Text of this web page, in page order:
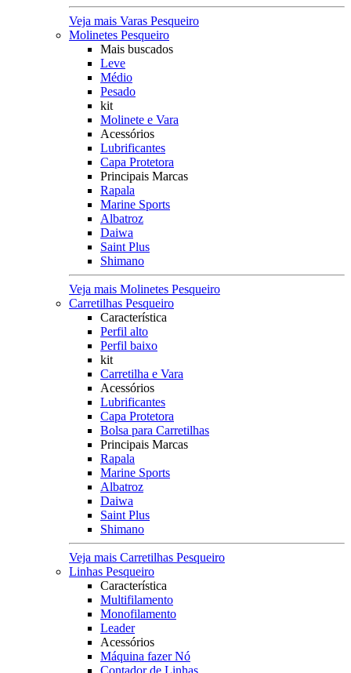
Veja mais Varas Pesqueiro
Molinetes Pesqueiro
Mais buscados
Leve
Médio
Pesado
kit
Molinete e Vara
Acessórios
Lubrificantes
Capa Protetora
Principais Marcas
Rapala
Marine Sports
Albatroz
Daiwa
Saint Plus
Shimano
Veja mais Molinetes Pesqueiro
Carretilhas Pesqueiro
Característica
Perfil alto
Perfil baixo
kit
Carretilha e Vara
Acessórios
Lubrificantes
Capa Protetora
Bolsa para Carretilhas
Principais Marcas
Rapala
Marine Sports
Albatroz
Daiwa
Saint Plus
Shimano
Veja mais Carretilhas Pesqueiro
Linhas Pesqueiro
Característica
Multifilamento
Monofilamento
Leader
Acessórios
Máquina fazer Nó
Contador de Linhas